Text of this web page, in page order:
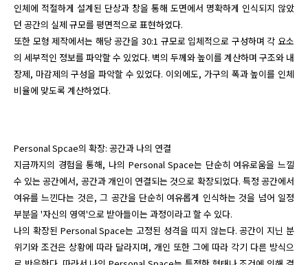
인체에 적절하게 설계된 단상과 창을 통해 도면에서 명확하게 인식되지 않았
던 공간의 실제 규모를 평면적으로 표현하였다.
또한 모형 제작에서는 해당 공간을 30:1 규모로 입체적으로 구성하며 각 요소
의 세부적인 정보를 파악할 수 있었다. 벽의 두께와 높이를 계산하며 구조와 내
장제, 마감제의 구성을 파악할 수 있었다. 이외에도, 가구의 폭과 높이를 인체
Personal Spcae의 확장: 공간과 나의 연결
지금까지의 경험을 통해, 나의 Personal Space는 단순히 여유로움을 느낄
수 있는 공간에서, 공간과 개인이 연결되는 것으로 확장되었다. 특정 공간에서
여유를 느낀다는 것은, 그 공간을 단순히 여유롭게 인식하는 것을 넘어 일정
부분을 '자신의 영역'으로 받아들이는 과정이라고 할 수 있다.
나의 확장된 Personal Space는 고정된 성격을 띠지 않는다. 공간이 지닌 분
위기와 조건은 상황에 따라 달라지며, 개인 또한 그에 따라 각기 다른 방식으